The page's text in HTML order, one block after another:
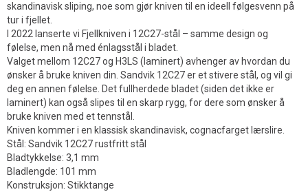
skandinavisk sliping, noe som gjør kniven til en ideell følgesvenn på
tur i fjellet.
I 2022 lanserte vi Fjellkniven i 12C27-stål – samme design og
følelse, men nå med énlagsstål i bladet.
Valget mellom 12C27 og H3LS (laminert) avhenger av hvordan du
ønsker å bruke kniven din. Sandvik 12C27 er et stivere stål, og vil gi
deg en annen følelse. Det fullherdede bladet (siden det ikke er
laminert) kan også slipes til en skarp rygg, for dere som ønsker å
bruke kniven med et tennstål.
Kniven kommer i en klassisk skandinavisk, cognacfarget lærslire.
Stål: Sandvik 12C27 rustfritt stål
Bladtykkelse: 3,1 mm
Bladlengde: 101 mm
Konstruksjon: Stikktange